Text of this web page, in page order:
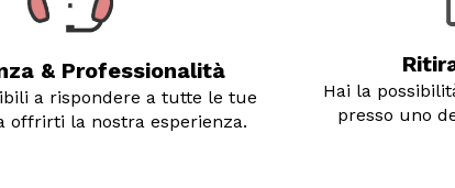
& Professionalità
a rispondere a tutte le tue
offrirti la nostra esperienza.
Hai la
presso uno